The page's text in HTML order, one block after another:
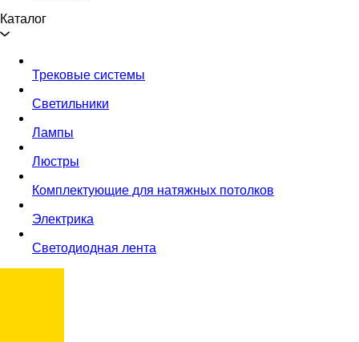
Каталог
Трековые системы
Светильники
Лампы
Люстры
Комплектующие для натяжных потолков
Электрика
Светодиодная лента